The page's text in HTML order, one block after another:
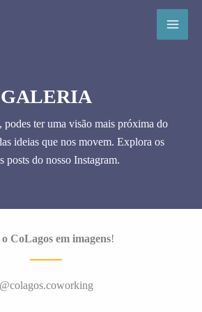
GALERIA
podes ter uma visão mais próxima do
ideias que nos movem. Explora os
posts do nosso Instagram.
CoLagos em imagens!
@colagos.coworking